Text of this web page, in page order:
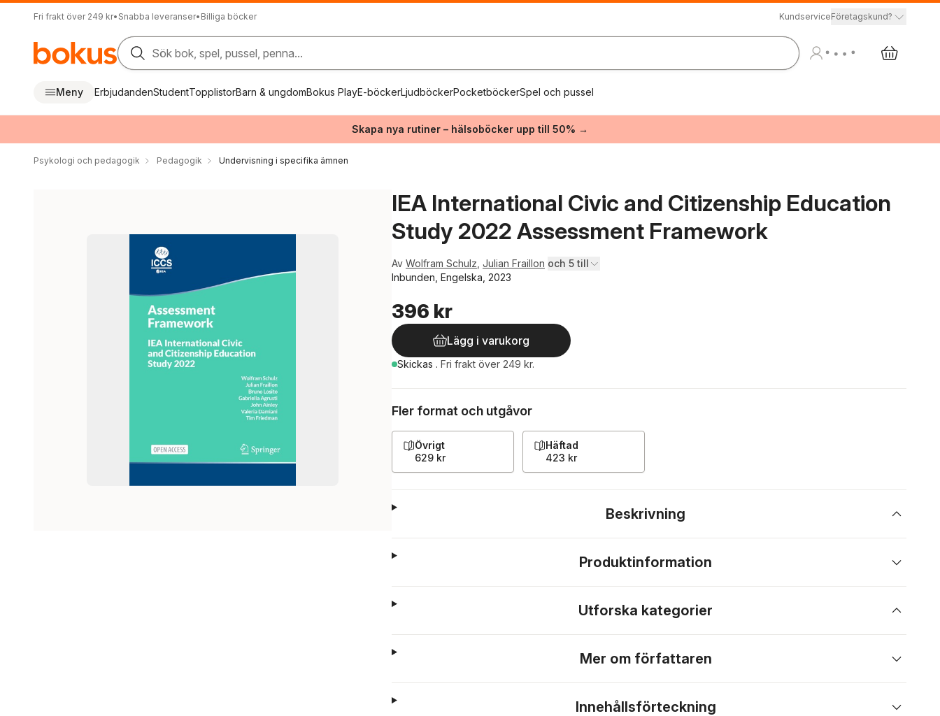
Fri frakt över 249 kr• Snabba leveranser• Billiga böcker KundserviceFöretagskund?
Sök bok, spel, pussel, penna...
Meny ErbjudandenStudentTopplistorBarn & ungdomBokus PlayE-böckerLjudböckerPocketböckerSpel och pussel
Skapa nya rutiner – hälsoböcker upp till 50% →
Psykologi och pedagogik Pedagogik Undervisning i specifika ämnen
IEA International Civic and Citizenship Education
Study 2022 Assessment Framework
Av Wolfram Schulz Julian Fraillon och 5 till
Inbunden, Engelska, 2023
396 kr
Lägg i varukorg
Skickas . Fri frakt över 249 kr.
Fler format och utgåvor
Övrigt
629 kr
Häftad
423 kr
Beskrivning
Produktinformation
Utforska kategorier
Mer om författaren
Innehållsförteckning